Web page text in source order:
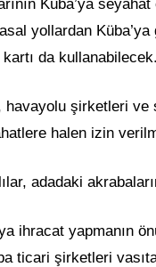
Küba’ya
yollardan Küba’ya
kartı da kullanabilecek.
havayolu şirketleri
halen izin
adadaki
ihracat yapmanın
ticari şirketleri